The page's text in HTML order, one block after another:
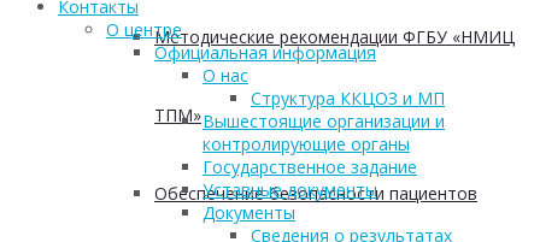
Методические рекомендации ФГБУ «НМИЦ
ТПМ»
Обеспечение безопасности пациентов
Контакты
О центре
Официальная информация
О нас
Структура ККЦОЗ и МП
Вышестоящие организации и
контролирующие органы
Государственное задание
Уставные документы
Документы
Сведения о результатах